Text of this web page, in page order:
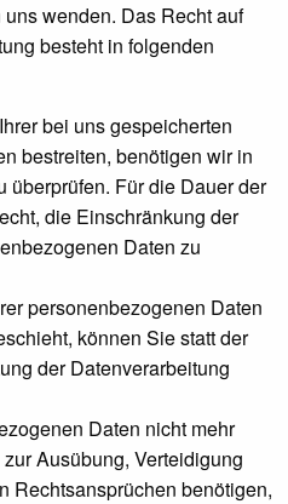
wenden. Das Recht auf
besteht in folgenden
bei uns gespeicherten
bestreiten, benötigen wir in
überprüfen. Für die Dauer der
die Einschränkung der
Daten zu
personenbezogenen Daten
können Sie statt der
der Datenverarbeitung
Daten nicht mehr
Ausübung, Verteidigung
Rechtsansprüchen benötigen,